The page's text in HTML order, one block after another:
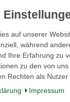
180ZF-3,0
Ihren Garten
180ZF-3.0-5D ist
an ihre
Stange
auf unserer
während
Ihre Erfahrung zu
zu den von
Rechten als Nutzer
Impressum